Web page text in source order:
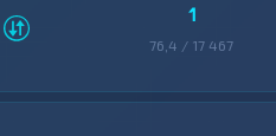
1
76,4 / 17 467